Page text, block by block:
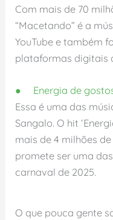
Com mais de 70
“Macetando” é a
YouTube e também
plataformas digitais
● Energia de
Essa é uma das
Sangalo. O hit
mais de 4 milhões
promete ser uma
carnaval de 2025.
O que pouca gente